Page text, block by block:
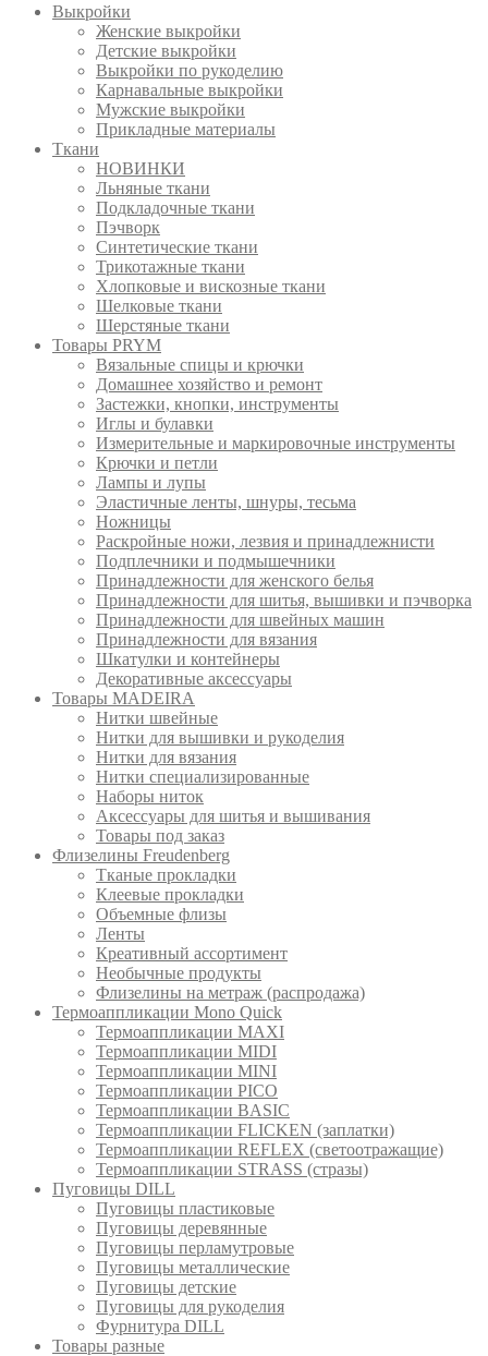
Выкройки
Женские выкройки
Детские выкройки
Выкройки по рукоделию
Карнавальные выкройки
Мужские выкройки
Прикладные материалы
Ткани
НОВИНКИ
Льняные ткани
Подкладочные ткани
Пэчворк
Синтетические ткани
Трикотажные ткани
Хлопковые и вискозные ткани
Шелковые ткани
Шерстяные ткани
Товары PRYM
Вязальные спицы и крючки
Домашнее хозяйство и ремонт
Застежки, кнопки, инструменты
Иглы и булавки
Измерительные и маркировочные инструменты
Крючки и петли
Лампы и лупы
Эластичные ленты, шнуры, тесьма
Ножницы
Раскройные ножи, лезвия и принадлежнисти
Подплечники и подмышечники
Принадлежности для женского белья
Принадлежности для шитья, вышивки и пэчворка
Принадлежности для швейных машин
Принадлежности для вязания
Шкатулки и контейнеры
Декоративные аксессуары
Товары MADEIRA
Нитки швейные
Нитки для вышивки и рукоделия
Нитки для вязания
Нитки специализированные
Наборы ниток
Аксессуары для шитья и вышивания
Товары под заказ
Флизелины Freudenberg
Тканые прокладки
Клеевые прокладки
Объемные флизы
Ленты
Креативный ассортимент
Необычные продукты
Флизелины на метраж (распродажа)
Термоаппликации Mono Quick
Термоаппликации MAXI
Термоаппликации MIDI
Термоаппликации MINI
Термоаппликации PICO
Термоаппликации BASIC
Термоаппликации FLICKEN (заплатки)
Термоаппликации REFLEX (светоотражащие)
Термоаппликации STRASS (стразы)
Пуговицы DILL
Пуговицы пластиковые
Пуговицы деревянные
Пуговицы перламутровые
Пуговицы металлические
Пуговицы детские
Пуговицы для рукоделия
Фурнитура DILL
Товары разные